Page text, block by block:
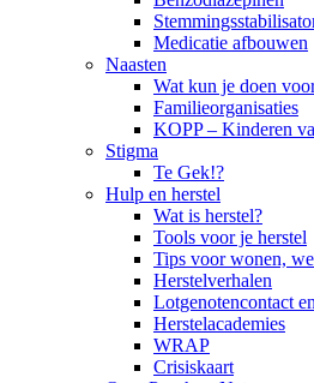
Medicatie afbouwen
Naasten
Wat kun je doen
Familieorganisaties
KOPP – Kinderen
Stigma
Te Gek!?
Hulp en herstel
Wat is herstel?
Tools voor je herstel
Tips voor wonen,
Herstelverhalen
Lotgenotencontact
Herstelacademies
WRAP
Crisiskaart